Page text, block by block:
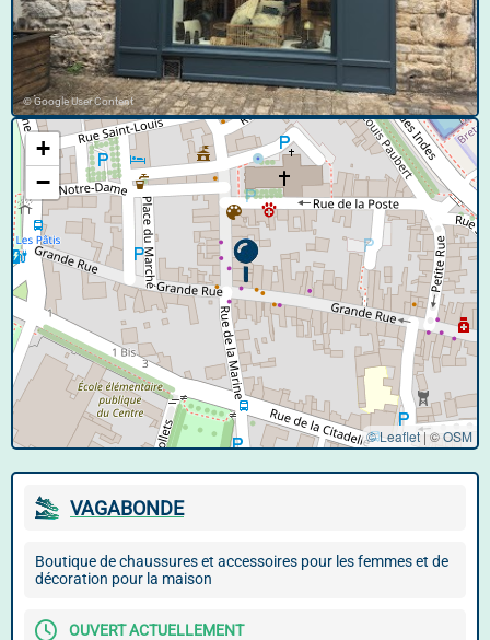
© Google User Content
+
−
© Leaflet | ©OSM
VAGABONDE
Boutique de chaussures et accessoires pour les femmes et de
décoration pour la maison
OUVERT ACTUELLEMENT